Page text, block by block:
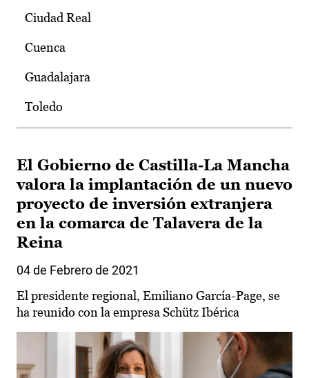
Ciudad Real
Cuenca
Guadalajara
Toledo
El Gobierno de Castilla-La Mancha
valora la implantación de un nuevo
proyecto de inversión extranjera
en la comarca de Talavera de la
Reina
04 de Febrero de 2021
El presidente regional, Emiliano García-Page, se
ha reunido con la empresa Schütz Ibérica